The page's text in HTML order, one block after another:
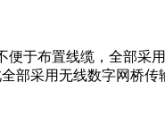
于布置线缆，全部采
部采用无线数字网桥传